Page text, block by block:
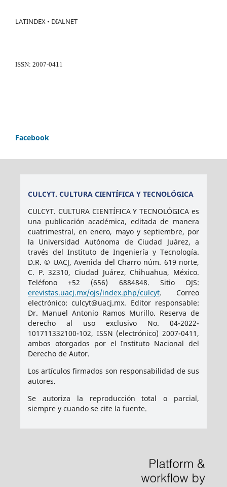
LATINDEX • DIALNET
ISSN: 2007-0411
Facebook
CULCYT. CULTURA CIENTÍFICA Y TECNOLÓGICA
CULCYT. CULTURA CIENTÍFICA Y TECNOLÓGICA es
una publicación académica, editada de manera
cuatrimestral, en enero, mayo y septiembre, por
la Universidad Autónoma de Ciudad Juárez, a
través del Instituto de Ingeniería y Tecnología.
D.R. © UACJ, Avenida del Charro núm. 619 norte,
C. P. 32310, Ciudad Juárez, Chihuahua, México.
Teléfono +52 (656) 6884848. Sitio OJS:
erevistas.uacj.mx/ojs/index.php/culcyt. Correo
electrónico: culcyt@uacj.mx. Editor responsable:
Dr. Manuel Antonio Ramos Murillo. Reserva de
derecho al uso exclusivo No. 04-2022-
101711332100-102, ISSN (electrónico) 2007-0411,
ambos otorgados por el Instituto Nacional del
Derecho de Autor.
Los artículos firmados son responsabilidad de sus
autores.
Se autoriza la reproducción total o parcial,
siempre y cuando se cite la fuente.